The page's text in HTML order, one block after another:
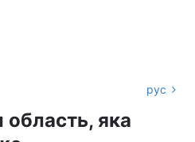
рус
яка